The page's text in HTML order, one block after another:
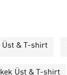
& T-shirt
Üst & T-shirt